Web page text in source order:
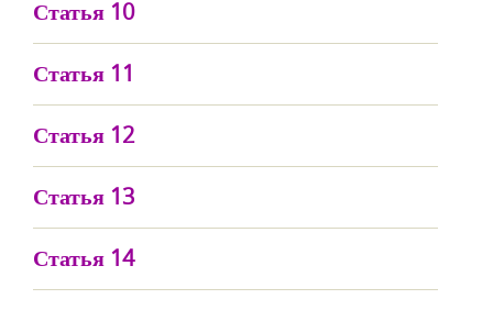
Статья 10
Статья 11
Статья 12
Статья 13
Статья 14